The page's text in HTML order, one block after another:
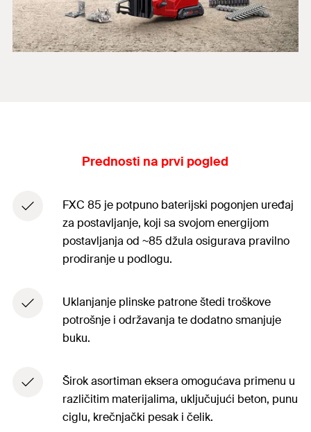
Prednosti na prvi pogled
FXC 85 je potpuno baterijski pogonjen uređaj
za postavljanje, koji sa svojom energijom
postavljanja od ~85 džula osigurava pravilno
prodiranje u podlogu.
Uklanjanje plinske patrone štedi troškove
potrošnje i održavanja te dodatno smanjuje
buku.
Širok asortiman eksera omogućava primenu u
različitim materijalima, uključujući beton, punu
ciglu, krečnjački pesak i čelik.